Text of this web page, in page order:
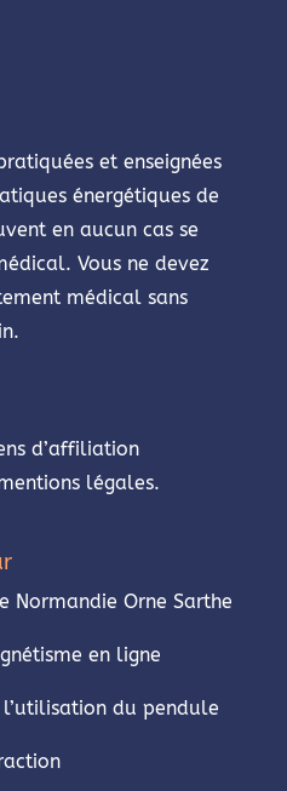
et enseignées
énergétiques de
en aucun cas se
Vous ne devez
médical sans
d’affiliation
légales.
Normandie Orne Sarthe
en ligne
du pendule